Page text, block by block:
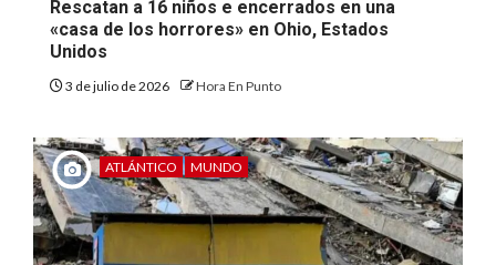
Rescatan a 16 niños e encerrados en una
«casa de los horrores» en Ohio, Estados
Unidos
3 de julio de 2026 Hora En Punto
ATLÁNTICO MUNDO